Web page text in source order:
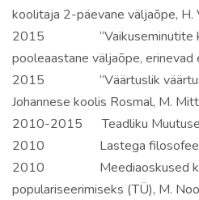
koolitaja 2-päevane väljaõpe,
2015 “Vaikuseminutite
pooleaastane väljaõpe, erinevad
2015 “Väärtuslik
Johannese koolis Rosmal, M. Mitt
2010-2015 Teadliku Muutuse
2010 Lastega
2010 Meediaoskused
populariseerimiseks (TÜ), M.